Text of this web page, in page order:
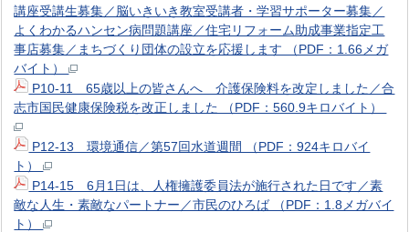
講座受講生募集／脳いきいき教室受講者・学習サポーター募集／
よくわかるハンセン病問題講座／住宅リフォーム助成事業指定工
事店募集／まちづくり団体の設立を応援します （PDF：1.66メガ
バイト）
P10-11 65歳以上の皆さんへ 介護保険料を改定しました／合
志市国民健康保険税を改正しました （PDF：560.9キロバイト）
P12-13 環境通信／第57回水道週間 （PDF：924キロバイ
ト）
P14-15 6月1日は、人権擁護委員法が施行された日です／素
敵な人生・素敵なパートナー／市民のひろば （PDF：1.8メガバイ
ト）